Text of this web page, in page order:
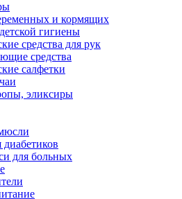
и кормящих
гигиены
средства для рук
средства
салфетки
эликсиры
для больных